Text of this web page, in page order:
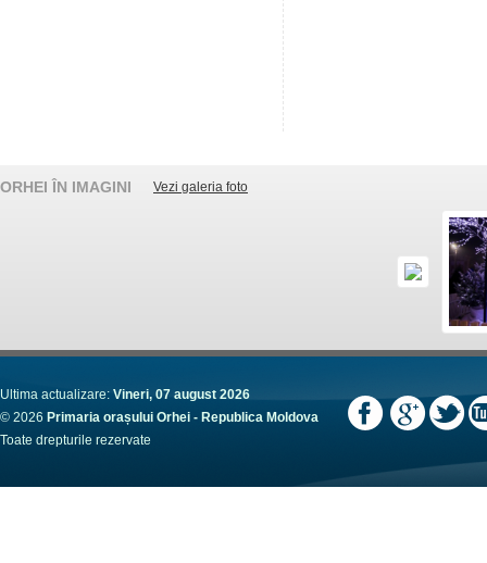
ORHEI ÎN IMAGINI Vezi galeria foto
Ultima actualizare: Vineri, 07 august 2026
© 2026 Primaria orașului Orhei - Republica Moldova
Toate drepturile rezervate